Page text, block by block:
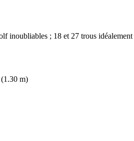
inoubliables ; 18 et 27 trous
m)